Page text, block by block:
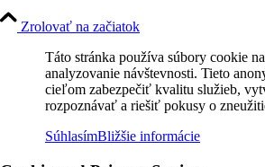
Zrolovať na začiatok
Táto stránka používa súbory cookie
analyzovanie návštevnosti. Tieto
cieľom zabezpečiť kvalitu služieb,
rozpoznávať a riešiť pokusy o
SúhlasímBližšie informácie